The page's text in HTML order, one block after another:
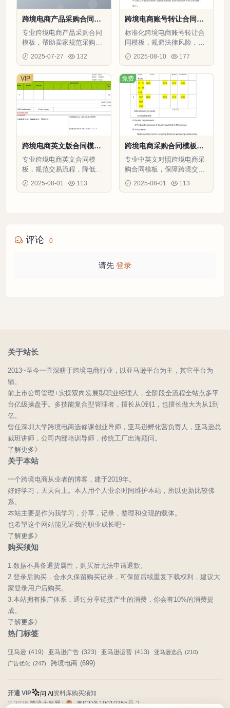
跨境电商产品采购合同模
板-1页
专业跨境电商产品采购合同
模板，帮助卖家规范采购流
程，降低供应链风险。
2025-07-27 132
跨境电商账号转让合同模
板-5页
标准化跨境电商账号转让合
同模板，规避法律风险，保
障买卖双方权益。
2025-08-10 177
跨境电商英文版合同模板-
31行-1个子表
专业跨境电商英文合同模
板，规范交易流程，降低风
险，特别适用于Amazon平
台。
2025-08-01 113
VIP
跨境电商采购合同模板
（中英文对照版）-2页
专业中英文对照跨境电商采
购合同模板，保障跨境交易
安全，降低采购风险。
2025-08-01 113
免费
评论 0
请先 登录
关于站长
2013~至今一直深耕于跨境电商行业，以亚马逊平台为主，其它平台为
辅。
前上市公司管理+实操双向发展型职业经理人，全阶段全流程全站点多平
台亿级操盘手。多技能复合型管理者，擅长从0到1，也擅长做大为从1到
亿。
曾任深圳大学跨境电商选修课创业导师，亚马逊孵化营负责人，亚马逊总
裁班讲师，公司内部培训导师，传统工厂出海顾问。
了解更多》
关于本站
一个跨境电商从业者的博客，建于2019年。
好好学习，天天向上。本人用个人业余时间维护本站，所以更新比较佛
系。
本站主要是作为我学习，分享，记录，整理和变现的载体。
也希望这个网站能见证我的职业成长吧~
了解更多》
购买须知
1.数据不具备退货属性，购买后无法申请退款。
2.登录后购买，会永久保留购买记录，可保留后续重复下载权利，建议大
家登录用户后购买。
3.本站拥有推广体系，通过分享链接产生的消费，你会有10%的消费提
成。
了解更多》
热门标签
亚马逊 (419) 亚马逊广告 (323) 亚马逊运营 (413) 亚马逊选品 (210)
广告优化 (247) 跨境电商 (699)
开通 VIP 问 AI 资料库购买须知
© 2026跨境大发网| 粤ICP备19010355号-2